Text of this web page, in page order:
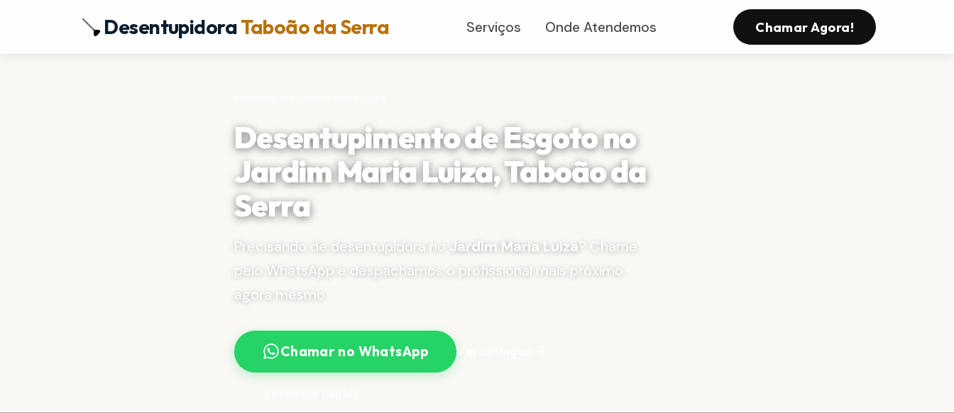
DesentupidoraTaboão da Serra Serviços Onde Atendemos Chamar Agora!
Desentupimento de Esgoto no
Jardim Maria Luiza, Taboão da
Serra
Precisando de desentupidora no Jardim Maria Luiza? Chame
pelo WhatsApp e despachamos o profissional mais próximo
agora mesmo.
Chamar no WhatsApp Ver serviços →